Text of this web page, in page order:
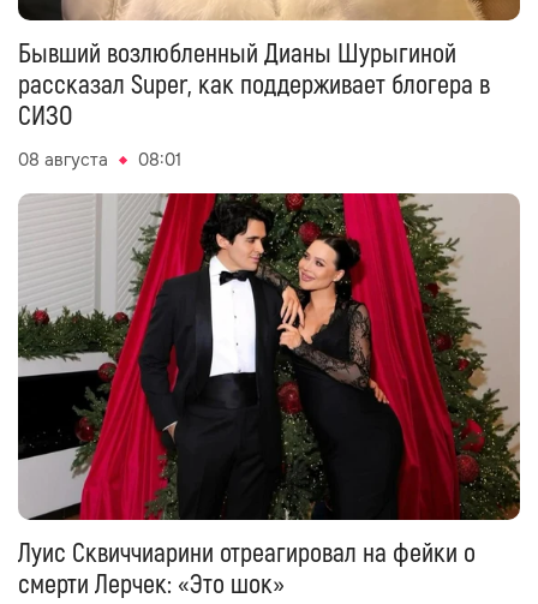
Бывший возлюбленный Дианы Шурыгиной
рассказал Super, как поддерживает блогера в
СИЗО
08 августа 08:01
Луис Сквиччиарини отреагировал на фейки о
смерти Лерчек: «Это шок»